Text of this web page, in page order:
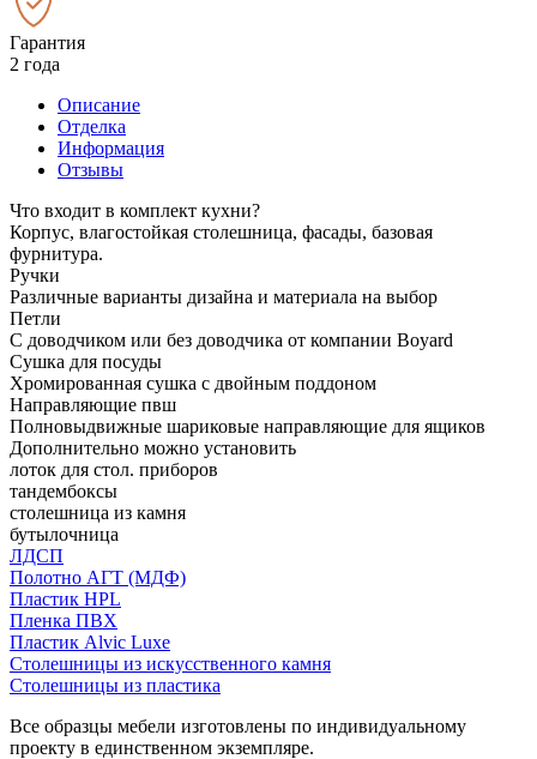
Гарантия
2 года
Описание
Отделка
Информация
Отзывы
Что входит в комплект кухни?
Корпус, влагостойкая столешница, фасады, базовая
фурнитура.
Ручки
Различные варианты дизайна и материала на выбор
Петли
С доводчиком или без доводчика от компании Boyard
Сушка для посуды
Хромированная сушка с двойным поддоном
Направляющие пвш
Полновыдвижные шариковые направляющие для ящиков
Дополнительно можно установить
лоток для стол. приборов
тандембоксы
столешница из камня
бутылочница
ЛДСП
Полотно АГТ (МДФ)
Пластик HPL
Пленка ПВХ
Пластик Alvic Luxe
Столешницы из искусственного камня
Столешницы из пластика
Все образцы мебели изготовлены по индивидуальному
проекту в единственном экземпляре.